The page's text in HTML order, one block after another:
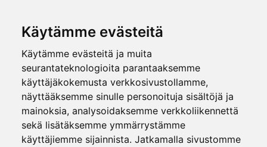
Käytämme evästeitä
Käytämme evästeitä ja muita
seurantateknologioita parantaaksemme
käyttäjäkokemusta verkkosivustollamme,
näyttääksemme sinulle personoituja sisältöjä ja
mainoksia, analysoidaksemme verkkoliikennettä
sekä lisätäksemme ymmärrystämme
käyttäjiemme sijainnista. Jatkamalla sivustomme